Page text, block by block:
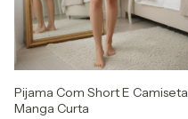
Pijama Com Short E Camiseta
Manga Curta